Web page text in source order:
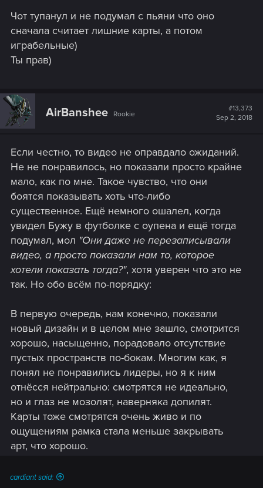
Чот тупанул и не подумал с пьяни что оно
сначала считает лишние карты, а потом
играбельные)
Ты прав)
AirBanshee Rookie
#13,373
Sep 2, 2018
Если честно, то видео не оправдало ожиданий.
Не не понравилось, но показали просто крайне
мало, как по мне. Такое чувство, что они
боятся показывать хоть что-либо
существенное. Ещё немного ошалел, когда
увидел Бужу в футболке с оупена и ещё тогда
подумал, мол "Они даже не перезаписывали
видео, а просто показали нам то, которое
хотели показать тогда?", хотя уверен что это не
так. Но обо всём по-порядку:
В первую очередь, нам конечно, показали
новый дизайн и в целом мне зашло, смотрится
хорошо, насыщенно, порадовало отсутствие
пустых пространств по-бокам. Многим как, я
понял не понравились лидеры, но я к ним
отнёсся нейтрально: смотрятся не идеально,
но и глаз не мозолят, наверняка допилят.
Карты тоже смотрятся очень живо и по
ощущениям рамка стала меньше закрывать
арт, что хорошо.
cardiant said: